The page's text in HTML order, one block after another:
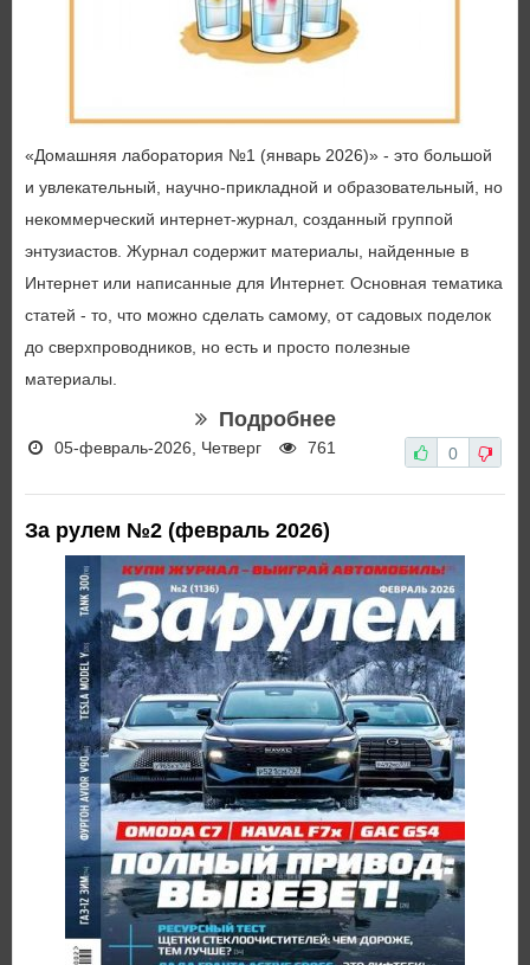
«Домашняя лаборатория №1 (январь 2026)» - это большой
и увлекательный, научно-прикладной и образовательный, но
некоммерческий интернет-журнал, созданный группой
энтузиастов. Журнал содержит материалы, найденные в
Интернет или написанные для Интернет. Основная тематика
статей - то, что можно сделать самому, от садовых поделок
до сверхпроводников, но есть и просто полезные
материалы.
Подробнее
05-февраль-2026, Четверг 761 0
За рулем №2 (февраль 2026)